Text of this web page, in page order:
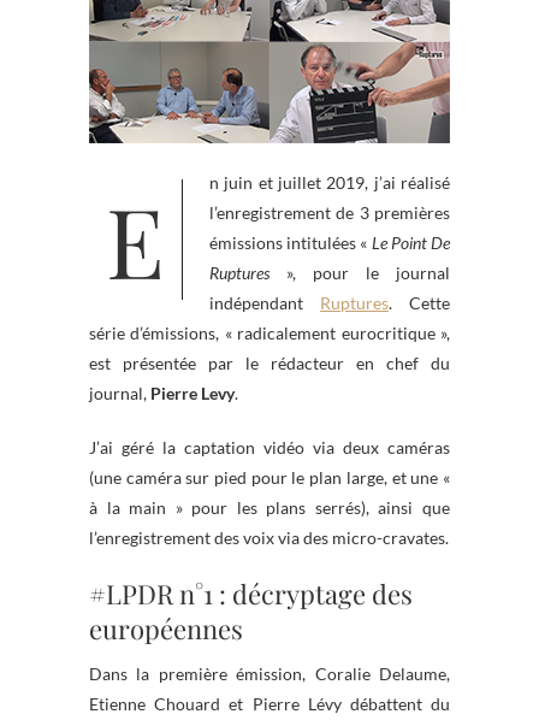
En juin et juillet 2019, j’ai réalisé
l’enregistrement de 3 premières
émissions intitulées « Le Point De
Ruptures », pour le journal
indépendant Ruptures. Cette
série d’émissions, « radicalement eurocritique »,
est présentée par le rédacteur en chef du
journal, Pierre Levy.
J’ai géré la captation vidéo via deux caméras
(une caméra sur pied pour le plan large, et une «
à la main » pour les plans serrés), ainsi que
l’enregistrement des voix via des micro-cravates.
#LPDR n°1 : décryptage des
européennes
Dans la première émission, Coralie Delaume,
Etienne Chouard et Pierre Lévy débattent du